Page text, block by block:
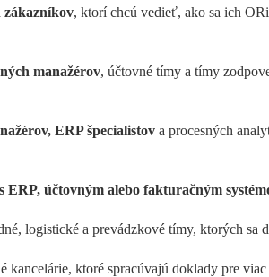
zákazníkov, ktorí chcú vedieť, ako sa ich
manažérov, účtovné tímy a tímy
ERP špecialistov a procesných
ERP, účtovným alebo fakturačným
logistické a prevádzkové tímy, ktorých sa
kancelárie, ktoré spracúvajú doklady pre